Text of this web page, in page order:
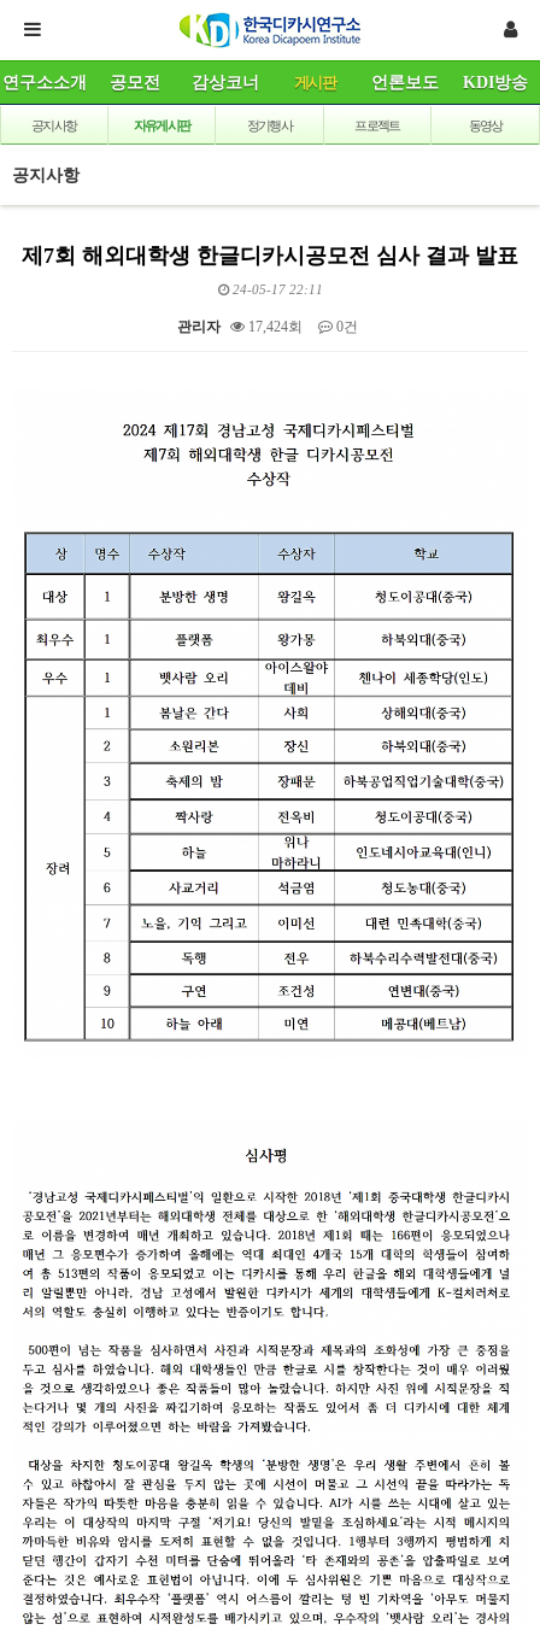
연구소소개 공모전 감상코너 게시판 언론보도 KDI방송
공지사항 자유게시판 정기행사 프로젝트 동영상
공지사항
제7회 해외대학생 한글디카시공모전 심사 결과 발표
24-05-17 22:11
관리자 17,424회 0건